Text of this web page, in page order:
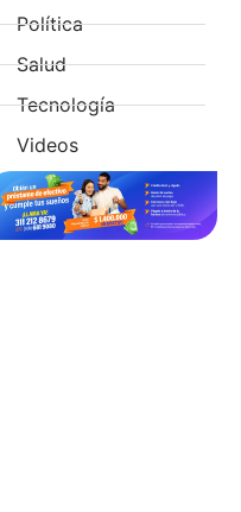
Política
Salud
Tecnología
Videos